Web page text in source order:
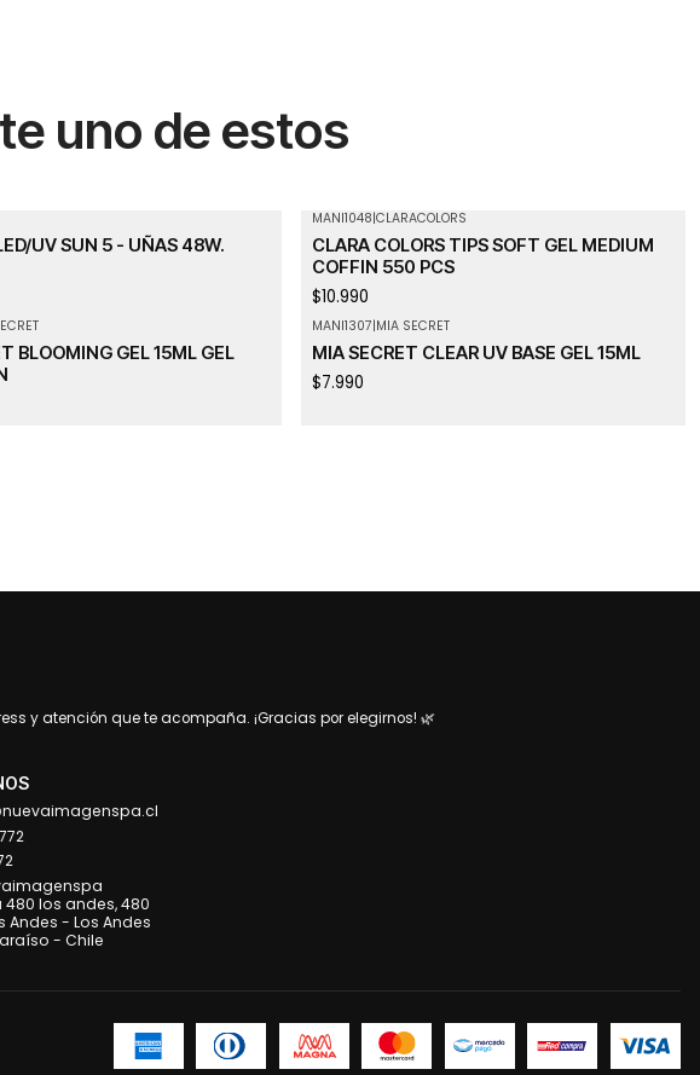
uno de estos
UV SUN 5 - UÑAS 48W.
MANI1048|CLARACOLORS
CLARA COLORS TIPS SOFT GEL MEDIUM
COFFIN 550 PCS
$10.990
BLOOMING GEL 15ML GEL
MANI1307|MIA SECRET
MIA SECRET CLEAR UV BASE GEL 15ML
$7.990
y atención que te acompaña. ¡Gracias por elegirnos! 🌿
los andes, 480
Andes - Los Andes
- Chile